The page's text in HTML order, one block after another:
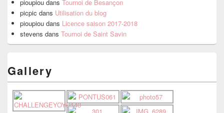
pioupiou dans Tournoi de Besançon
picpic dans Utilisation du blog
pioupiou dans Licence saison 2017-2018
stevens dans Tournoi de Saint Savin
Gallery